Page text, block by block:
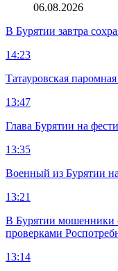
06.08.2026
В Бурятии завтра
14:23
Татауровская
13:47
Глава Бурятии на
13:35
Военный из Бурятии
13:21
В Бурятии мошенники
проверками
13:14